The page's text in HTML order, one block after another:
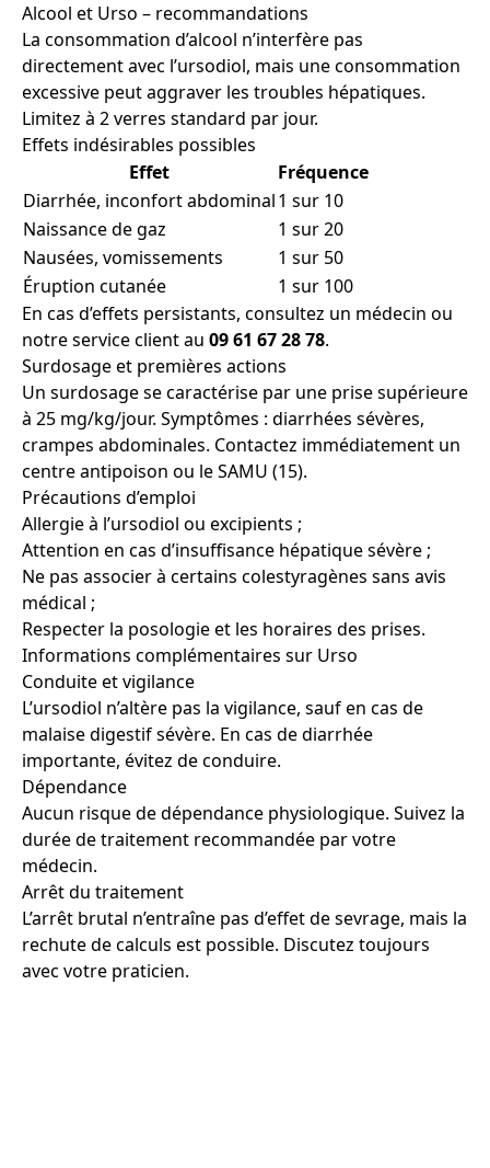
Alcool et Urso – recommandations
La consommation d’alcool n’interfère pas
directement avec l’ursodiol, mais une consommation
excessive peut aggraver les troubles hépatiques.
Limitez à 2 verres standard par jour.
Effets indésirables possibles
Effet
Fréquence
Diarrhée, inconfort abdominal1 sur 10
Naissance de gaz
1 sur 20
Nausées, vomissements
1 sur 50
Éruption cutanée
1 sur 100
En cas d’effets persistants, consultez un médecin ou
notre service client au 09 61 67 28 78.
Surdosage et premières actions
Un surdosage se caractérise par une prise supérieure
à 25 mg/kg/jour. Symptômes : diarrhées sévères,
crampes abdominales. Contactez immédiatement un
centre antipoison ou le SAMU (15).
Précautions d’emploi
Allergie à l’ursodiol ou excipients ;
Attention en cas d’insuffisance hépatique sévère ;
Ne pas associer à certains colestyragènes sans avis
médical ;
Respecter la posologie et les horaires des prises.
Informations complémentaires sur Urso
Conduite et vigilance
L’ursodiol n’altère pas la vigilance, sauf en cas de
malaise digestif sévère. En cas de diarrhée
importante, évitez de conduire.
Dépendance
Aucun risque de dépendance physiologique. Suivez la
durée de traitement recommandée par votre
médecin.
Arrêt du traitement
L’arrêt brutal n’entraîne pas d’effet de sevrage, mais la
rechute de calculs est possible. Discutez toujours
avec votre praticien.